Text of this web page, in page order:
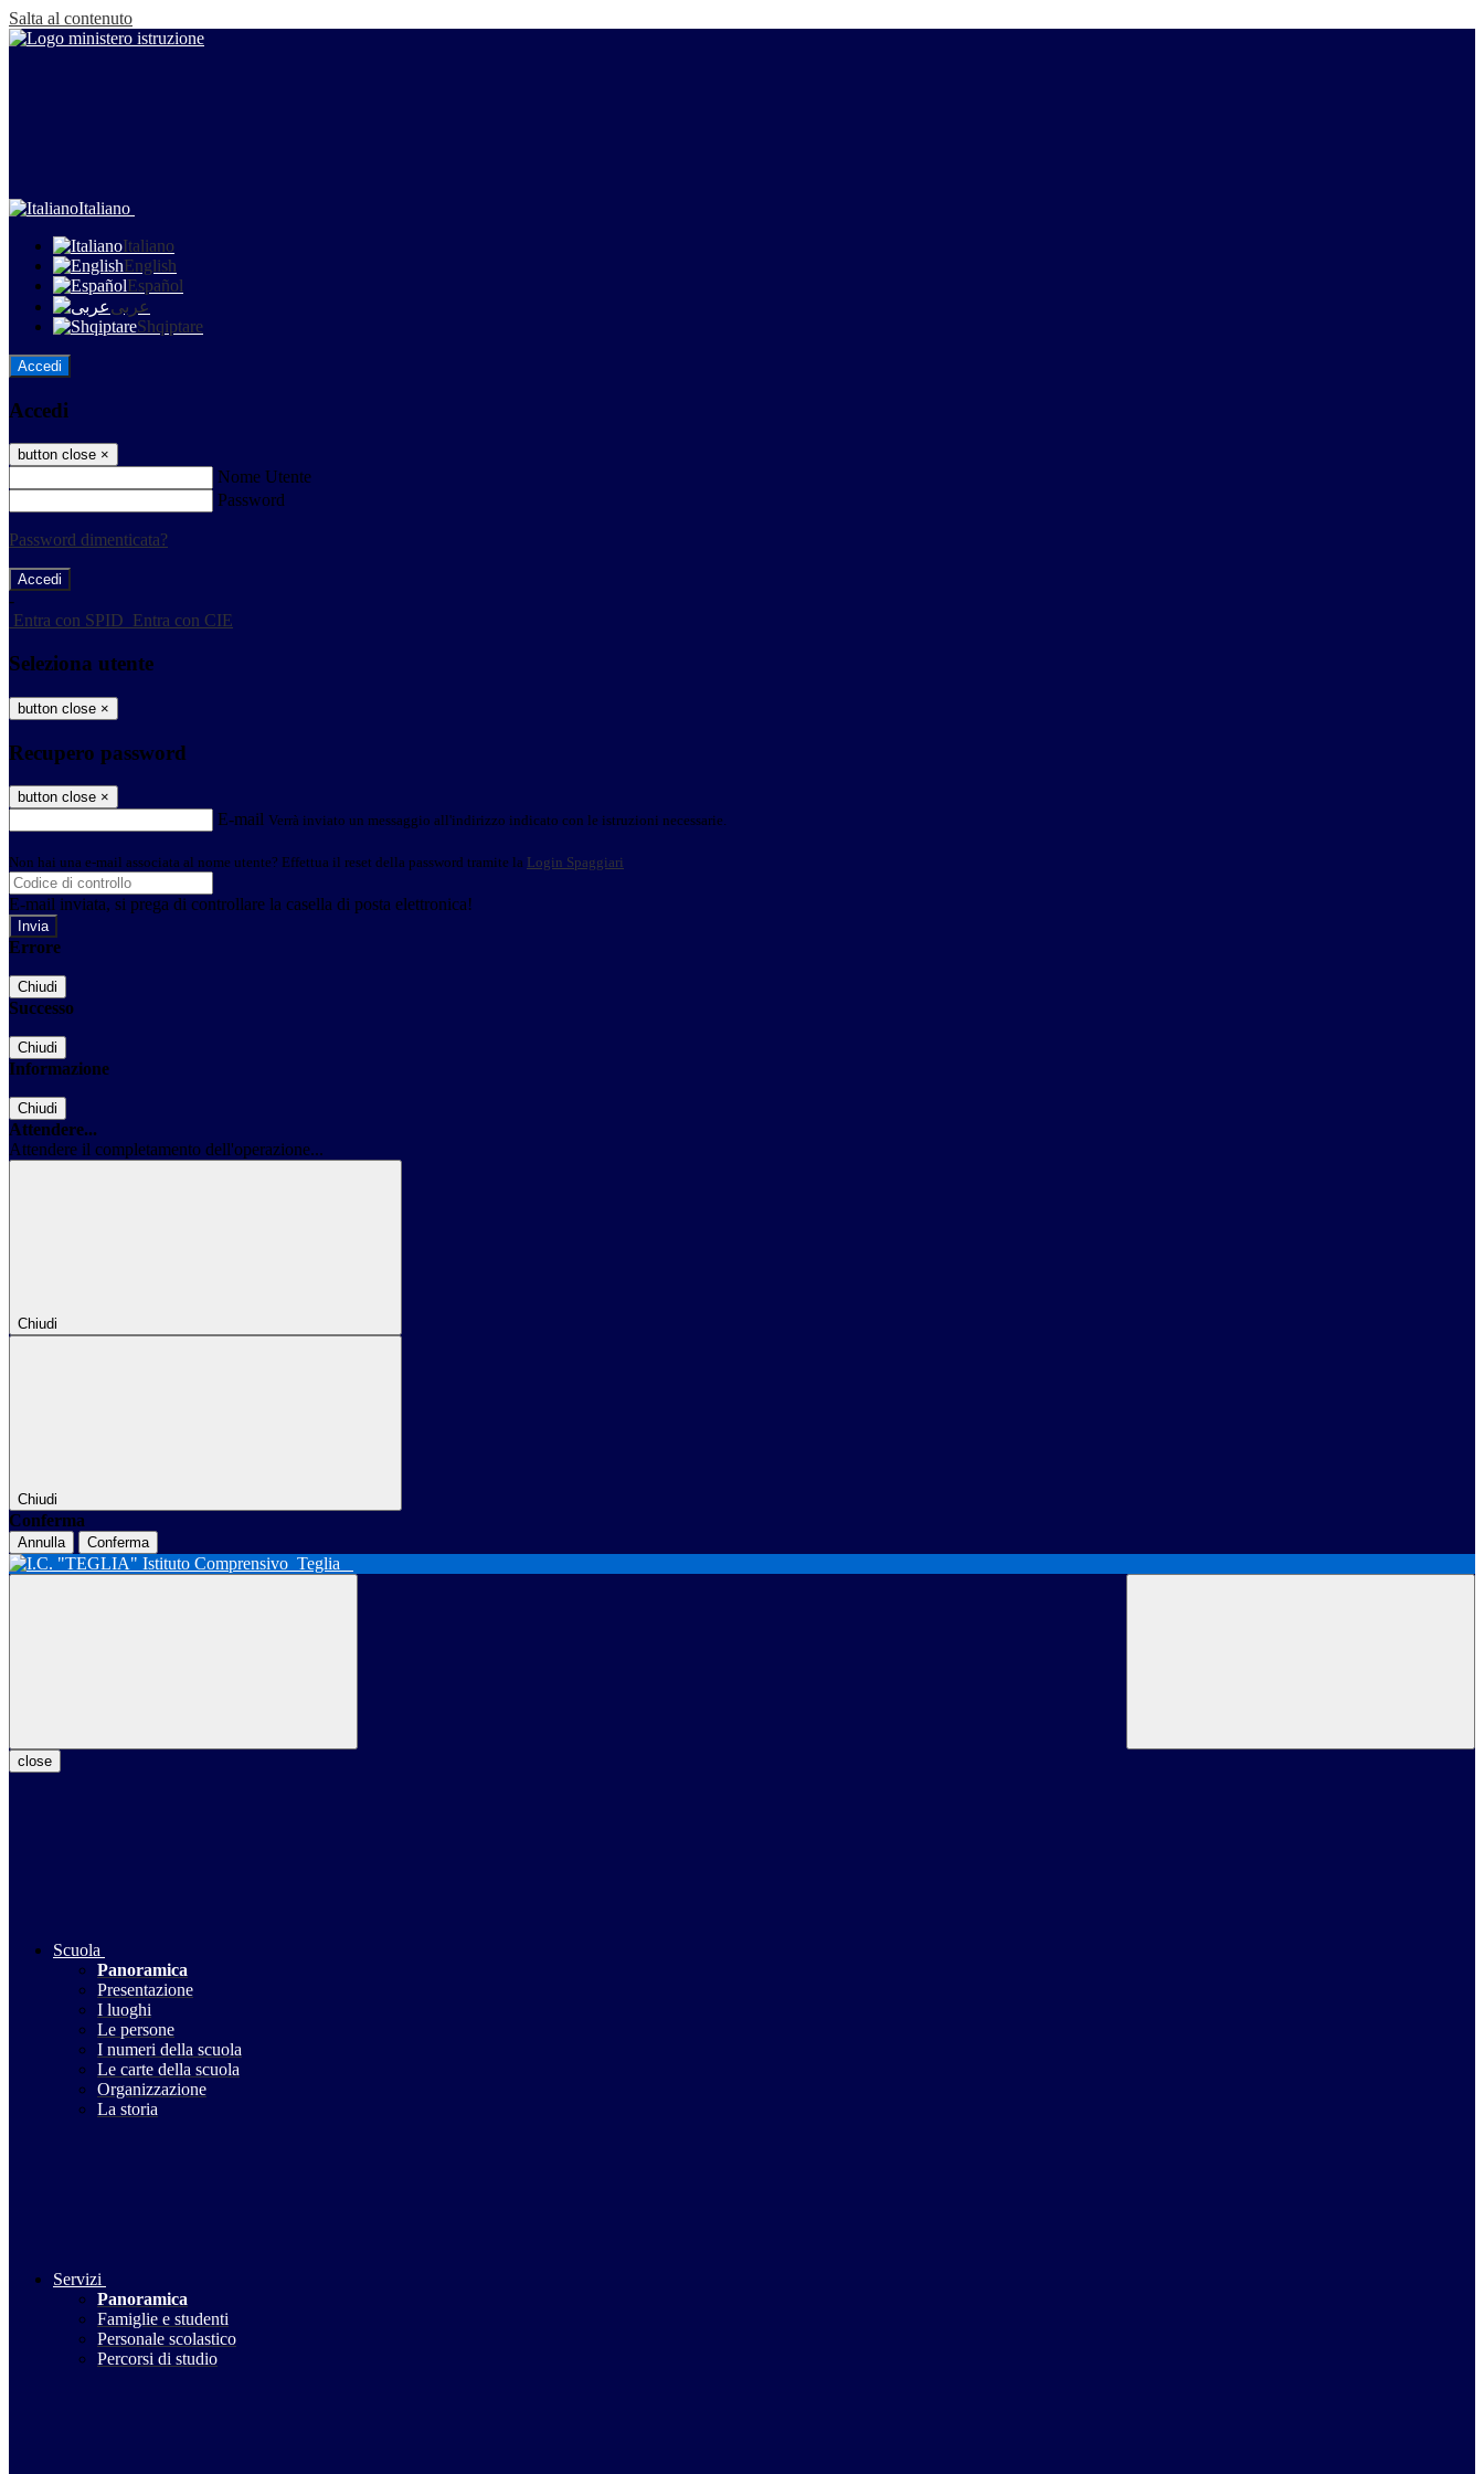
Salta al contenuto
Italiano
Italiano
English
Español
عربى
Shqiptare
Accedi
Accedi
button close ×
Nome Utente
Password
Password dimenticata?
-
Entra con SPID Entra con CIE
Seleziona utente
button close ×
Recupero password
button close ×
E-mail Verrà inviato un messaggio all'indirizzo indicato con le istruzioni necessarie.
Non hai una e-mail associata al nome utente? Effettua il reset della password tramite la Login Spaggiari
E-mail inviata, si prega di controllare la casella di posta elettronica!
Errore
Chiudi
Successo
Chiudi
Informazione
Chiudi
Attendere...
Attendere il completamento dell'operazione...
Chiudi
Chiudi
Conferma
Annulla Conferma
Istituto Comprensivo Teglia
close
Scuola
Panoramica
Presentazione
I luoghi
Le persone
I numeri della scuola
Le carte della scuola
Organizzazione
La storia
Servizi
Panoramica
Famiglie e studenti
Personale scolastico
Percorsi di studio